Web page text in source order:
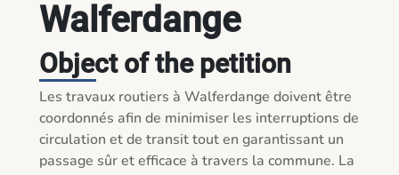
Walferdange
Object of the petition
Les travaux routiers à Walferdange doivent être
coordonnés afin de minimiser les interruptions de
circulation et de transit tout en garantissant un
passage sûr et efficace à travers la commune. La